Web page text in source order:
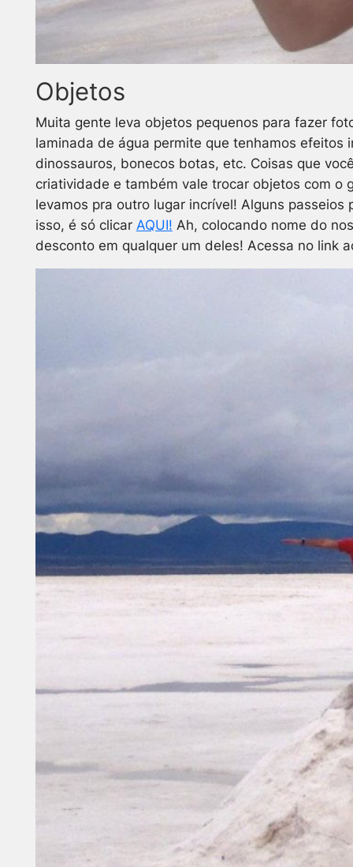
Objetos
Muita gente leva objetos pequenos para fazer
laminada de água permite que tenhamos
dinossauros, bonecos botas, etc. Coisas que
criatividade e também vale trocar objetos com o
levamos pra outro lugar incrível! Alguns passeios
isso, é só clicar AQUI! Ah, colocando nome do
desconto em qualquer um deles! Acessa no link